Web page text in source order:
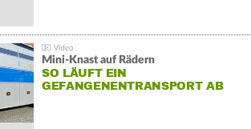
Mini-Knast auf Rädern
SO LÄUFT EIN
GEFANGENENTRANSPORT AB